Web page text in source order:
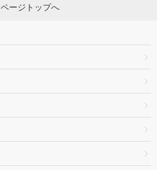
ページトップへ